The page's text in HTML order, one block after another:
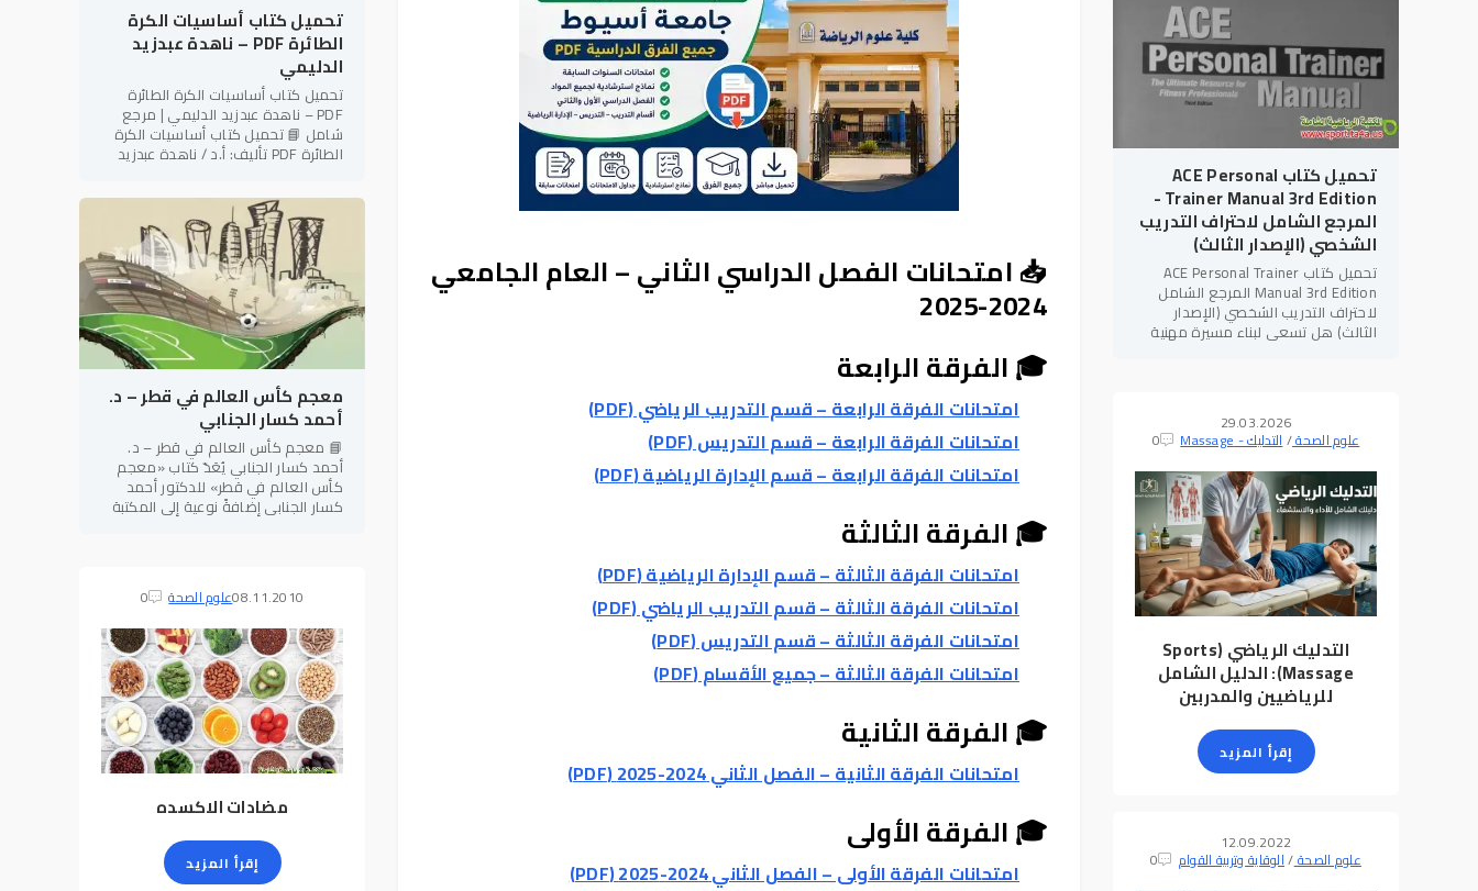
تحميل كتاب ACE Personal
Trainer Manual 3rd Edition -
المرجع الشامل لاحتراف التدريب
الشخصي (الإصدار الثالث)
تحميل كتاب ACE Personal Trainer
Manual 3rd Edition المرجع الشامل
لاحتراف التدريب الشخصي (الإصدار
الثالث) هل تسعى لبناء مسيرة مهنية
29.03.2026
علوم الصحة/التدليك - Massage 0
التدليك الرياضي (Sports
Massage): الدليل الشامل
للرياضيين والمدربين
إقرأ المزيد
12.09.2022
علوم الصحة/الوقاية وتربية القوام 0
📥 امتحانات الفصل الدراسي الثاني – العام الجامعي
2024-2025
🎓 الفرقة الرابعة
امتحانات الفرقة الرابعة – قسم التدريب الرياضي (PDF)
امتحانات الفرقة الرابعة – قسم التدريس (PDF)
امتحانات الفرقة الرابعة – قسم الإدارة الرياضية (PDF)
🎓 الفرقة الثالثة
امتحانات الفرقة الثالثة – قسم الإدارة الرياضية (PDF)
امتحانات الفرقة الثالثة – قسم التدريب الرياضي (PDF)
امتحانات الفرقة الثالثة – قسم التدريس (PDF)
امتحانات الفرقة الثالثة – جميع الأقسام (PDF)
🎓 الفرقة الثانية
امتحانات الفرقة الثانية – الفصل الثاني 2024-2025 (PDF)
🎓 الفرقة الأولى
امتحانات الفرقة الأولى – الفصل الثاني 2024-2025 (PDF)
تحميل كتاب أساسيات الكرة
الطائرة PDF – ناهدة عبدزيد
الدليمي
تحميل كتاب أساسيات الكرة الطائرة
PDF – ناهدة عبدزيد الدليمي | مرجع
شامل 📘 تحميل كتاب أساسيات الكرة
الطائرة PDF تأليف: أ.د / ناهدة عبدزيد
العراق في إطار دعم
معجم كأس العالم في قطر – د.
أحمد كسار الجنابي
📘 معجم كأس العالم في قطر – د.
أحمد كسار الجنابي يُعَدّ كتاب «معجم
كأس العالم في قطر» للدكتور أحمد
كسار الجنابي إضافةً نوعية إلى المكتبة
08.11.2010علوم الصحة 0
مضادات الاكسده
إقرأ المزيد